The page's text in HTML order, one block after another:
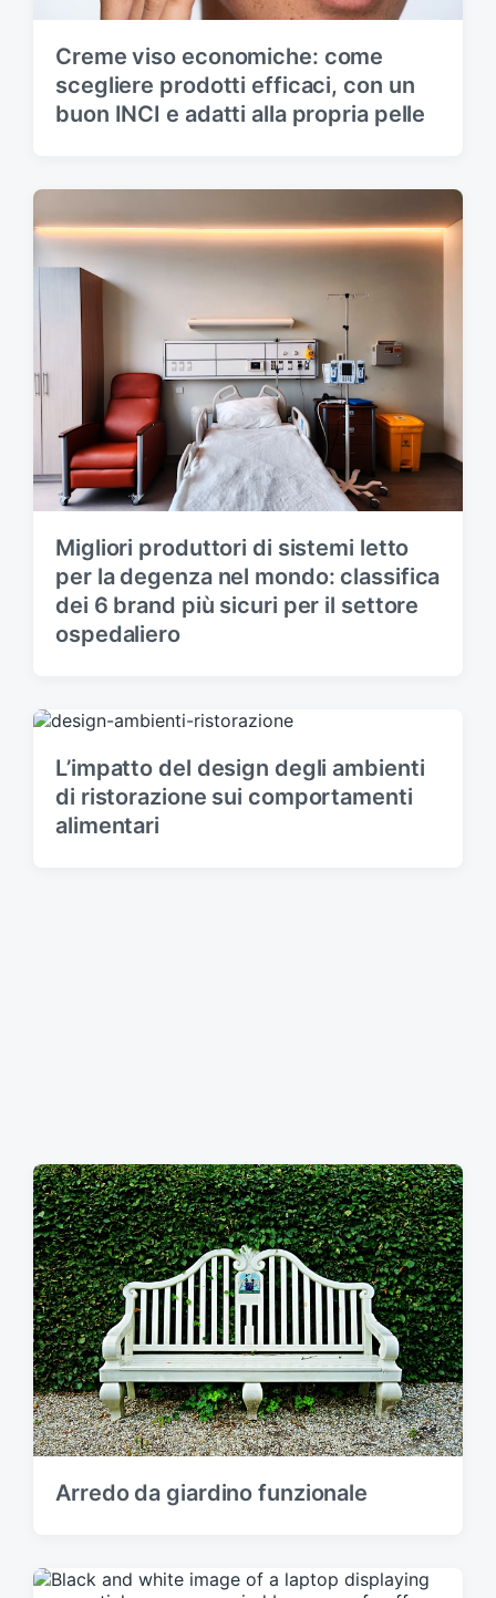
Creme viso economiche: come
scegliere prodotti efficaci, con un
buon INCI e adatti alla propria pelle
Migliori produttori di sistemi letto
per la degenza nel mondo: classifica
dei 6 brand più sicuri per il settore
ospedaliero
L’impatto del design degli ambienti
di ristorazione sui comportamenti
alimentari
Arredo da giardino funzionale